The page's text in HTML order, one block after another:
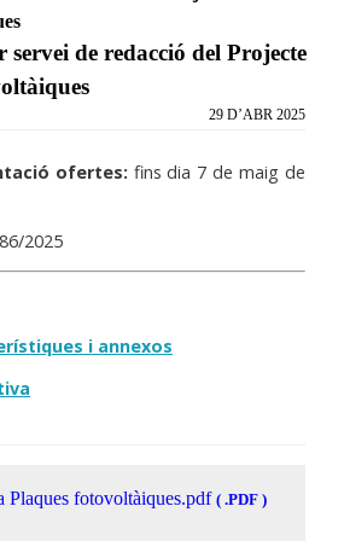
servei de redacció del Projecte
29 D’ABR 2025
ofertes: fins dia 7 de maig de
2025
i annexos
Plaques fotovoltàiques.pdf ( .PDF )